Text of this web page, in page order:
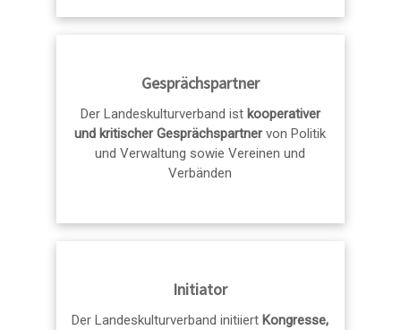
Gesprächspartner
Der Landeskulturverband ist kooperativer
und kritischer Gesprächspartnervon Politik
und Verwaltung sowie Vereinen und
Verbänden
Initiator
Der Landeskulturverband initiiert Kongresse,